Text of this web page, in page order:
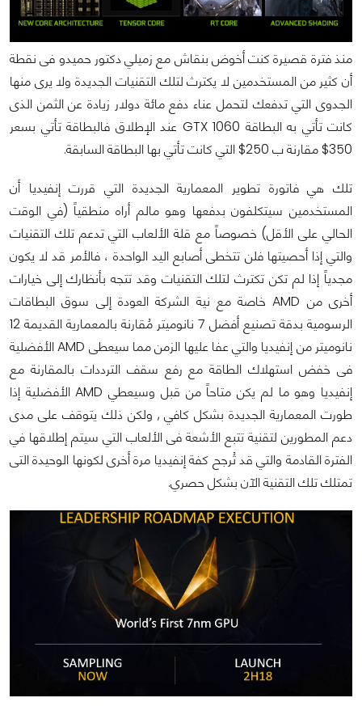
منذ فترة قصيرة كنت أخوض بنقاش مع زميلي دكتور حميدو فى نقطة
أن كثير من المستخدمين لا يكترث لتلك التقنيات الجديدة ولا يرى منها
الجدوى التي تدفعك لتحمل عناء دفع مائة دولار زيادة عن الثمن الذى
كانت تأتي به البطاقة GTX 1060 عند الإطلاق فالبطاقة تأتي بسعر
350$ مقارنة ب 250$ التي كانت تأتي بها البطاقة السابقة.
تلك هي فاتورة تطوير المعمارية الجديدة التي قررت إنفيديا أن
المستخدمين سيتكلفون بدفعها وهو مالم أراه منطقياً (في الوقت
الحالي على الأقل) خصوصاً مع قلة الألعاب التي تدعم تلك التقنيات
والتي إذا أحصيتها فلن تتخطى أصابع اليد الواحدة ، فالأمر قد لا يكون
مجدياً إذا لم تكن تكترث لتلك التقنيات وقد تتجه بأنظارك إلى خيارات
أخرى من AMD خاصة مع نية الشركة العودة إلى سوق البطاقات
الرسومية بدقة تصنيع أفضل 7 نانوميتر مُقارنة بالمعمارية القديمة 12
نانوميتر من إنفيديا والتي عفا عليها الزمن مما سيعطى AMD الأفضلية
فى خفض استهلاك الطاقة مع رفع سقف الترددات بالمقارنة مع
إنفيديا وهو ما لم يكن متاحاً من قبل وسيعطي AMD الأفضلية إذا
طورت المعمارية الجديدة بشكل كافي , ولكن ذلك يتوقف على مدى
دعم المطورين لتقنية تتبع الأشعة فى الألعاب التي سيتم إطلاقها في
الفترة القادمة والتي قد تُرجح كفة إنفيديا مرة أخرى لكونها الوحيدة التى
تمتلك تلك التقنية الآن بشكل حصري.